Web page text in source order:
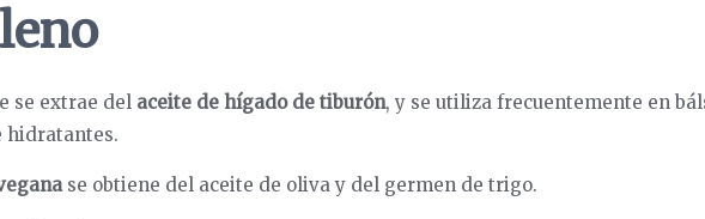
se extrae del aceite de hígado de tiburón, y se utiliza frecuentemente en
hidratantes.
se obtiene del aceite de oliva y del germen de trigo.